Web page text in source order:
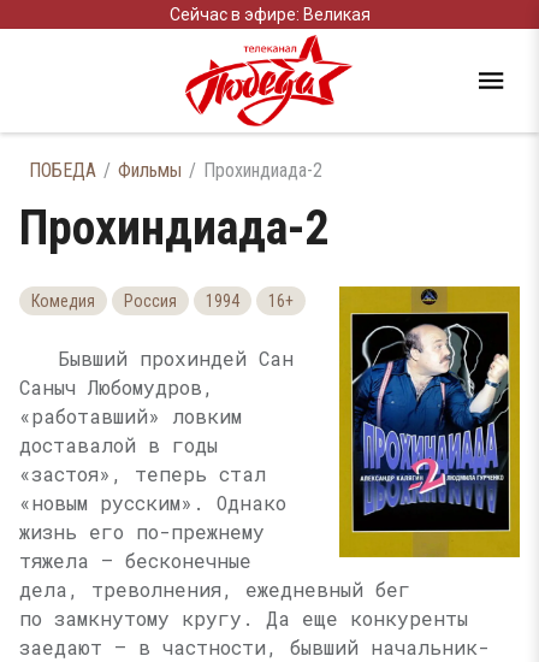
Сейчас в эфире: Великая
ПОБЕДА Фильмы Прохиндиада-2
Прохиндиада-2
Комедия Россия 1994 16+
Бывший прохиндей Сан
Саныч Любомудров,
«работавший» ловким
доставалой в годы
«застоя», теперь стал
«новым русским». Однако
жизнь его по-прежнему
тяжела — бесконечные
дела, треволнения, ежедневный бег
по замкнутому кругу. Да еще конкуренты
заедают — в частности, бывший начальник-